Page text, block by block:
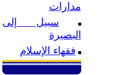
مدارات
سبيل إلى
البصيرة
فقهاء الإسلام